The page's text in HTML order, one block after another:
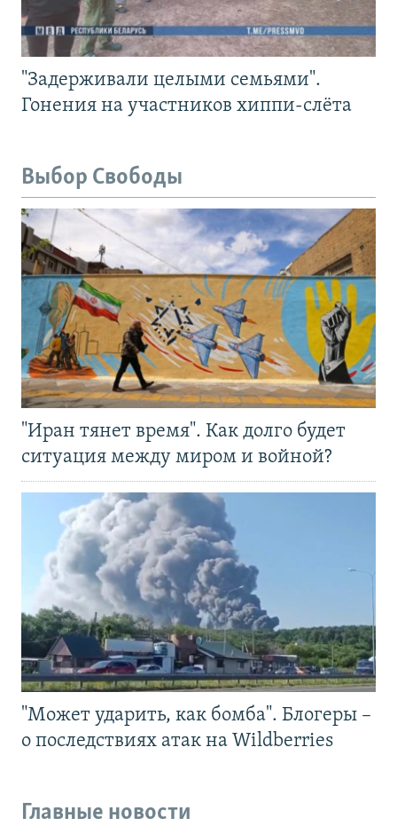
"Задерживали целыми семьями".
Гонения на участников хиппи-слёта
Выбор Свободы
"Иран тянет время". Как долго будет
ситуация между миром и войной?
"Может ударить, как бомба". Блогеры –
о последствиях атак на Wildberries
Главные новости